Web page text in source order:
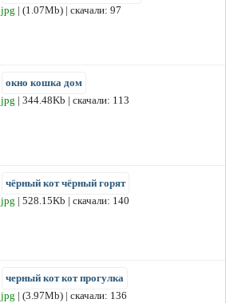
jpg | (1.07Mb) | скачали: 97
окно кошка дом
jpg | 344.48Kb | скачали: 113
чёрный кот чёрный горят
jpg | 528.15Kb | скачали: 140
черный кот кот прогулка
jpg | (3.97Mb) | скачали: 136